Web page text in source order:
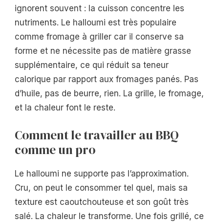
ignorent souvent : la cuisson concentre les
nutriments. Le halloumi est très populaire
comme fromage à griller car il conserve sa
forme et ne nécessite pas de matière grasse
supplémentaire, ce qui réduit sa teneur
calorique par rapport aux fromages panés. Pas
d’huile, pas de beurre, rien. La grille, le fromage,
et la chaleur font le reste.
Comment le travailler au BBQ
comme un pro
Le halloumi ne supporte pas l’approximation.
Cru, on peut le consommer tel quel, mais sa
texture est caoutchouteuse et son goût très
salé. La chaleur le transforme. Une fois grillé, ce